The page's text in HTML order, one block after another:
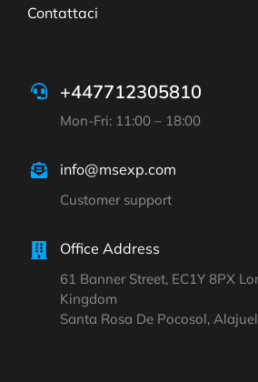
Contattaci
+447712305810
Mon-Fri: 11:00 – 18:00
info@msexp.com
Customer support
Office Address
61 Banner Street, EC1Y 8PX
Kingdom
Santa Rosa De Pocosol,